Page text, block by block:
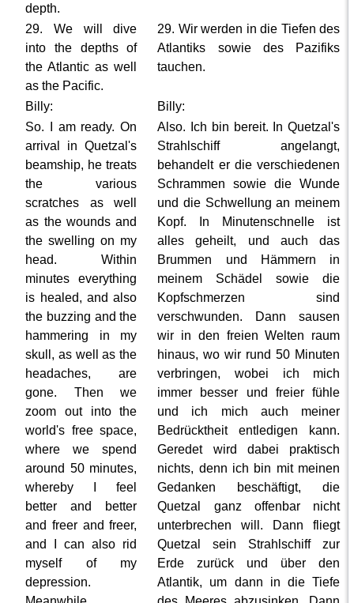
depth.
29. We will dive
into the depths of
the Atlantic as well
as the Pacific.
29. Wir werden in die Tiefen des
Atlantiks sowie des Pazifiks
tauchen.
Billy:
Billy:
So. I am ready. On
arrival in Quetzal's
beamship, he treats
the various
scratches as well
as the wounds and
the swelling on my
head. Within
minutes everything
is healed, and also
the buzzing and the
hammering in my
skull, as well as the
headaches, are
gone. Then we
zoom out into the
world's free space,
where we spend
around 50 minutes,
whereby I feel
better and better
and freer and freer,
and I can also rid
myself of my
depression.
Also. Ich bin bereit. In Quetzal's
Strahlschiff angelangt,
behandelt er die verschiedenen
Schrammen sowie die Wunde
und die Schwellung an meinem
Kopf. In Minutenschnelle ist
alles geheilt, und auch das
Brummen und Hämmern in
meinem Schädel sowie die
Kopfschmerzen sind
verschwunden. Dann sausen
wir in den freien Welten raum
hinaus, wo wir rund 50 Minuten
verbringen, wobei ich mich
immer besser und freier fühle
und ich mich auch meiner
Bedrücktheit entledigen kann.
Geredet wird dabei praktisch
nichts, denn ich bin mit meinen
Gedanken beschäftigt, die
Quetzal ganz offenbar nicht
unterbrechen will. Dann fliegt
Quetzal sein Strahlschiff zur
Erde zurück und über den
Atlantik, um dann in die Tiefe